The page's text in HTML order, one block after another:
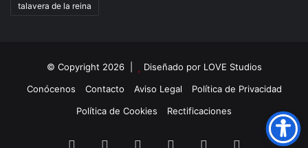
talavera de la reina
© Copyright 2026 | Diseñado por LOVE Studios
Conócenos
Contacto Aviso Legal
Política de Privacidad
Política de Cookies
Rectificaciones